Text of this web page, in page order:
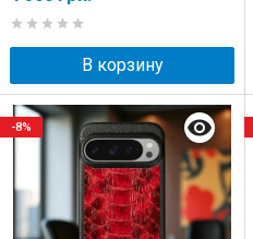
В корзину
-8%